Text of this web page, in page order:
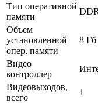
Тип оперативной
памяти
Объем
установленной
опер. памяти
8 Гб
Видео
контроллер
Видеовыходов,
всего
1